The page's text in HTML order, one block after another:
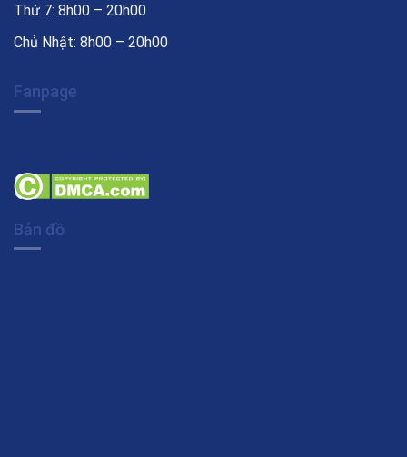
Thứ 7: 8h00 – 20h00
Chủ Nhật: 8h00 – 20h00
Fanpage
Bản đồ